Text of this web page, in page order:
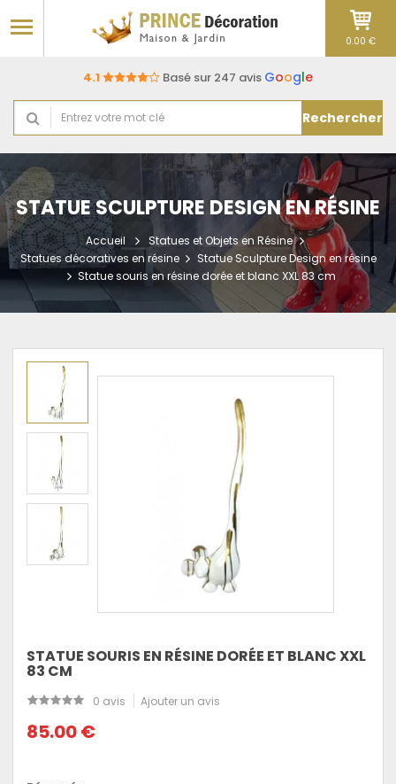
4.1 Basé sur 247 avis Google
Rechercher
0.00 €
STATUE SCULPTURE DESIGN EN RÉSINE
Accueil
Statues et Objets en Résine
Statues décoratives en résine
Statue Sculpture Design en résine
Statue souris en résine dorée et blanc XXL 83 cm
STATUE SOURIS EN RÉSINE DORÉE ET BLANC XXL
83 CM
0 avis Ajouter un avis
85.00 €